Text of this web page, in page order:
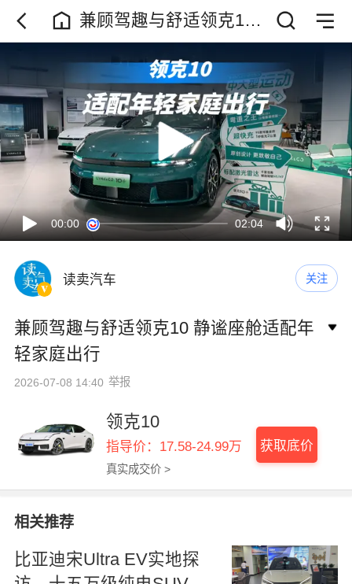
兼顾驾趣与舒适领克10
静谧座舱适配年轻家庭
出行
00:00 02:04
读卖汽车 关注
兼顾驾趣与舒适领克10 静谧座舱适配年
轻家庭出行
2026-07-08 14:40 举报
领克10
指导价：17.58-24.99万
真实成交价 >
获取底价
相关推荐
比亚迪宋Ultra EV实地探